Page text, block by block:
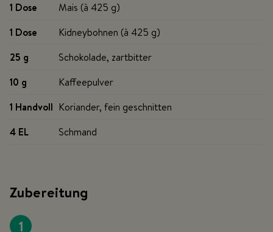
1 Dose
Mais (à 425 g)
1 Dose
Kidneybohnen (à 425 g)
25 g
Schokolade, zartbitter
10 g
Kaffeepulver
1 Handvoll Koriander, fein geschnitten
4 EL
Schmand
Zubereitung
1